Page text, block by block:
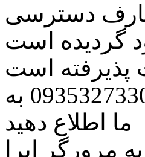
دسترسی
گردیده است
پذیرفته است
مراتب این مسئله را از طریق شماره تلفن 09353273300 به
ما اطلاع دهید
مرورگر اپرا